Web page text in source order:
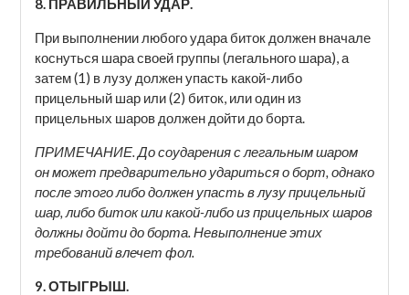
8. ПРАВИЛЬНЫЙ УДАР.
При выполнении любого удара биток должен вначале
коснуться шара своей группы (легального шара), а
затем (1) в лузу должен упасть какой-либо
прицельный шар или (2) биток, или один из
прицельных шаров должен дойти до борта.
ПРИМЕЧАНИЕ. До соударения с легальным шаром
он может предварительно удариться о борт, однако
после этого либо должен упасть в лузу прицельный
шар, либо биток или какой-либо из прицельных шаров
должны дойти до борта. Невыполнение этих
требований влечет фол.
9. ОТЫГРЫШ.